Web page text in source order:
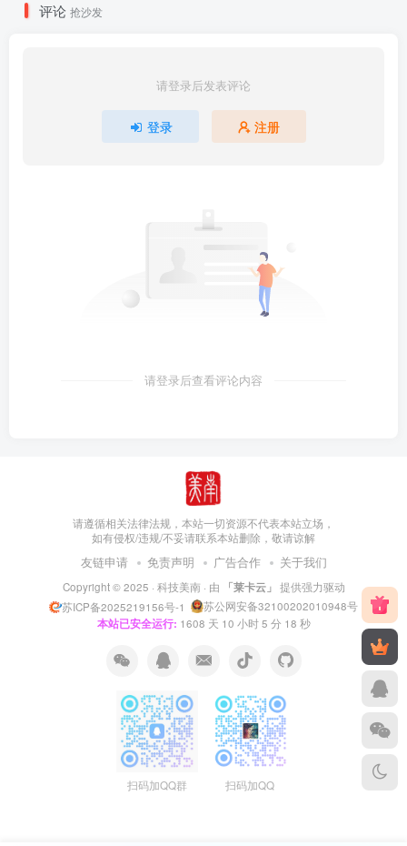
评论 抢沙发
请登录后发表评论
登录 注册
请登录后查看评论内容
请遵循相关法律法规，本站一切资源不代表本站立场，
如有侵权/违规/不妥请联系本站删除，敬请谅解
友链申请 免责声明 广告合作 关于我们
Copyright © 2025 · 科技美南 · 由 「莱卡云」 提供强力驱动
苏ICP备2025219156号-1
苏公网安备32100202010948号
本站已安全运行: 1608 天 10 小时5 分 18 秒
扫码加QQ群 扫码加QQ